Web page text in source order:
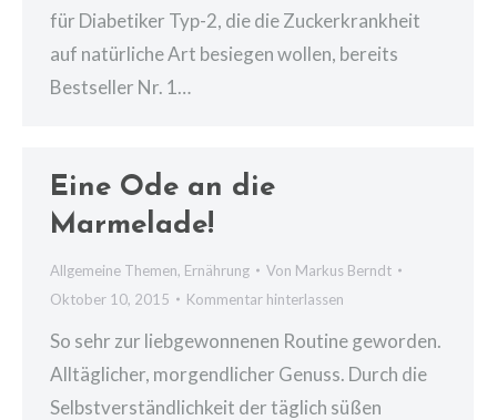
für Diabetiker Typ-2, die die Zuckerkrankheit
auf natürliche Art besiegen wollen, bereits
Bestseller Nr. 1…
Eine Ode an die
Marmelade!
Allgemeine Themen, Ernährung Von Markus Berndt
Oktober 10, 2015
Kommentar hinterlassen
So sehr zur liebgewonnenen Routine geworden.
Alltäglicher, morgendlicher Genuss. Durch die
Selbstverständlichkeit der täglich süßen